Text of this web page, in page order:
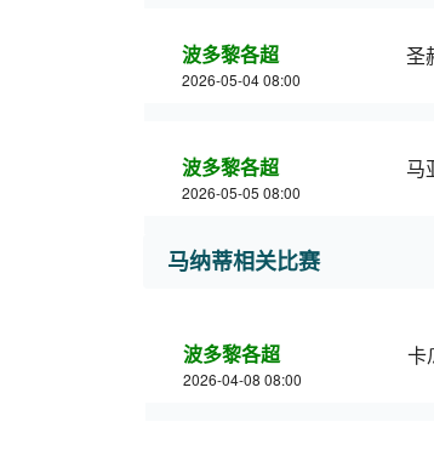
波多黎各超
2026-05-04 08:00
圣
波多黎各超
2026-05-05 08:00
马
马纳蒂相关比赛
波多黎各超
2026-04-08 08:00
卡